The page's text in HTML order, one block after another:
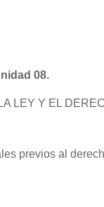
08.
LEY Y EL
previos al